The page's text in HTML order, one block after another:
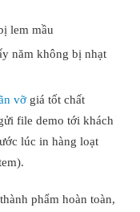
lem mầu
năm không bị nhạt
vỡ giá tốt chất
file demo tới khách
lúc in hàng loạt
phẩm hoàn toàn,